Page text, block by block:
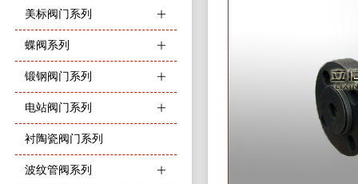
ꄶ
美标阀门系列
ꄶ
蝶阀系列
ꄶ
锻钢阀门系列
ꄶ
电站阀门系列
衬陶瓷阀门系列
ꄶ
波纹管阀系列